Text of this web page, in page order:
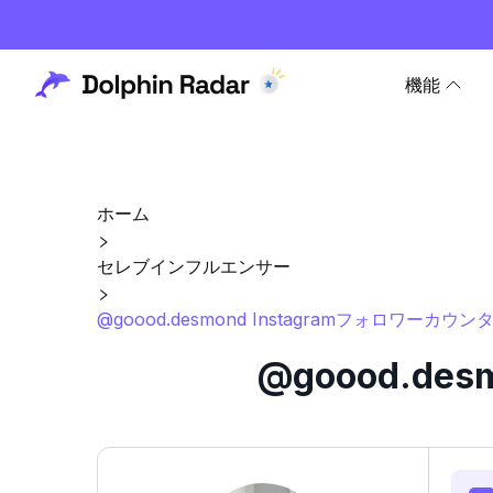
機能
ホーム
セレブインフルエンサー
@goood.desmond Instagramフォロワーカウン